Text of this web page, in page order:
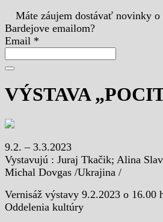
Máte záujem dostávať novinky
Bardejove emailom?
Email *
VÝSTAVA
9.2. – 3.3.2023
Vystavujú : Juraj Tkačik; Alina
Michal Dovgas /Ukrajina /
Vernisáž výstavy 9.2.2023 o 16.00
Oddelenia kultúry